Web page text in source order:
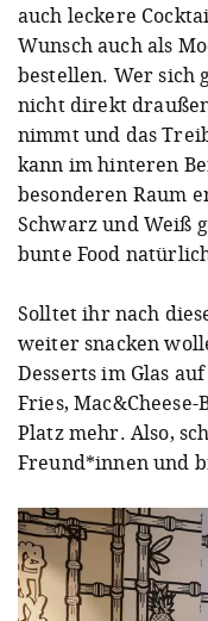
auch leckere
Wunsch auch als
bestellen. Wer sich
nicht direkt
nimmt und das
kann im hinteren
besonderen Raum
Schwarz und Weiß
bunte Food
Solltet ihr nach
weiter snacken
Desserts im Glas
Fries,
Platz mehr. Also,
Freund*innen und